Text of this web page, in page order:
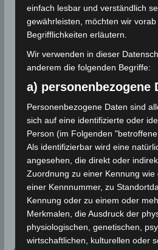
einfach lesbar und verständlich
gewährleisten, möchten wir
Begrifflichkeiten erläutern.
Wir verwenden in dieser
anderem die folgenden Begriffe:
a) personenbezogene
Personenbezogene Daten sind
sich auf eine identifizierte oder
Person (im Folgenden
Als identifizierbar wird eine
angesehen, die direkt oder
Zuordnung zu einer Kennung wie
einer Kennnummer, zu
Kennung oder zu einem oder
Merkmalen, die Ausdruck der
physiologischen, genetischen,
wirtschaftlichen, kulturellen oder